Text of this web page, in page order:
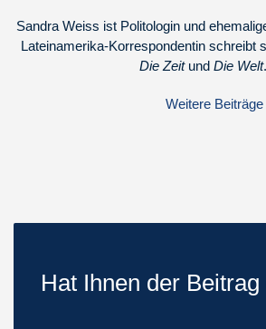
Sandra Weiss ist Politologin und
Lateinamerika-Korrespondentin schreibt
Die Zeitund Die Welt.
Weitere Beiträge
Hat Ihnen der